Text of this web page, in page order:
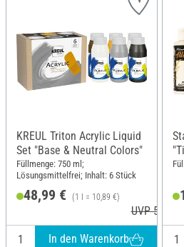
KREUL Triton Acrylic Liquid
Set "Base & Neutral Colors"
Füllmenge: 750 ml;
Lösungsmittelfrei; Inhalt: 6 Stück
48,99 € (1 l = 10,89 €)
UVP 59,99 €
In den Warenkorb